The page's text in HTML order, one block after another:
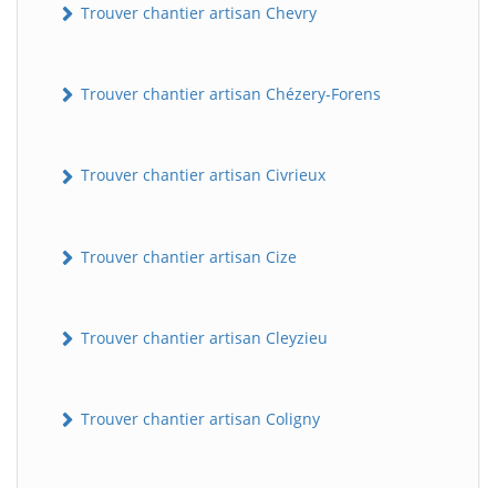
Trouver chantier artisan Chevry
Trouver chantier artisan Chézery-Forens
Trouver chantier artisan Civrieux
Trouver chantier artisan Cize
Trouver chantier artisan Cleyzieu
Trouver chantier artisan Coligny